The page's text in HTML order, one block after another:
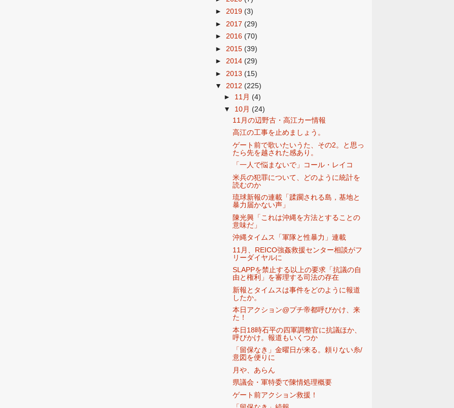
► 2019 (3)
► 2017 (29)
► 2016 (70)
► 2015 (39)
► 2014 (29)
► 2013 (15)
▼
2012 (225)
► 11月 (4)
▼
10月 (24)
11月の辺野古・高江カー情報
高江の工事を止めましょう。
ゲート前で歌いたいうた、その2。と思っ
たら先を越された感あり。
「一人で悩まないで」コール・レイコ
米兵の犯罪について、どのように統計を
読むのか
琉球新報の連載「蹂躙される島，基地と
暴力届かない声」
陳光興「これは沖縄を方法とすることの
意味だ」
沖縄タイムス「軍隊と性暴力」連載
11月、REICO強姦救援センター相談がフ
リーダイヤルに
SLAPPを禁止する以上の要求「抗議の自
由と権利」を審理する司法の存在
新報とタイムスは事件をどのように報道
したか。
本日アクション@プチ帝都呼びかけ、来
た！
本日18時石平の四軍調整官に抗議ほか、
呼びかけ。報道もいくつか
「留保なき」金曜日が来る。頼りない糸/
意図を便りに
月や、あらん
県議会・軍特委で陳情処理概要
ゲート前アクション救援！